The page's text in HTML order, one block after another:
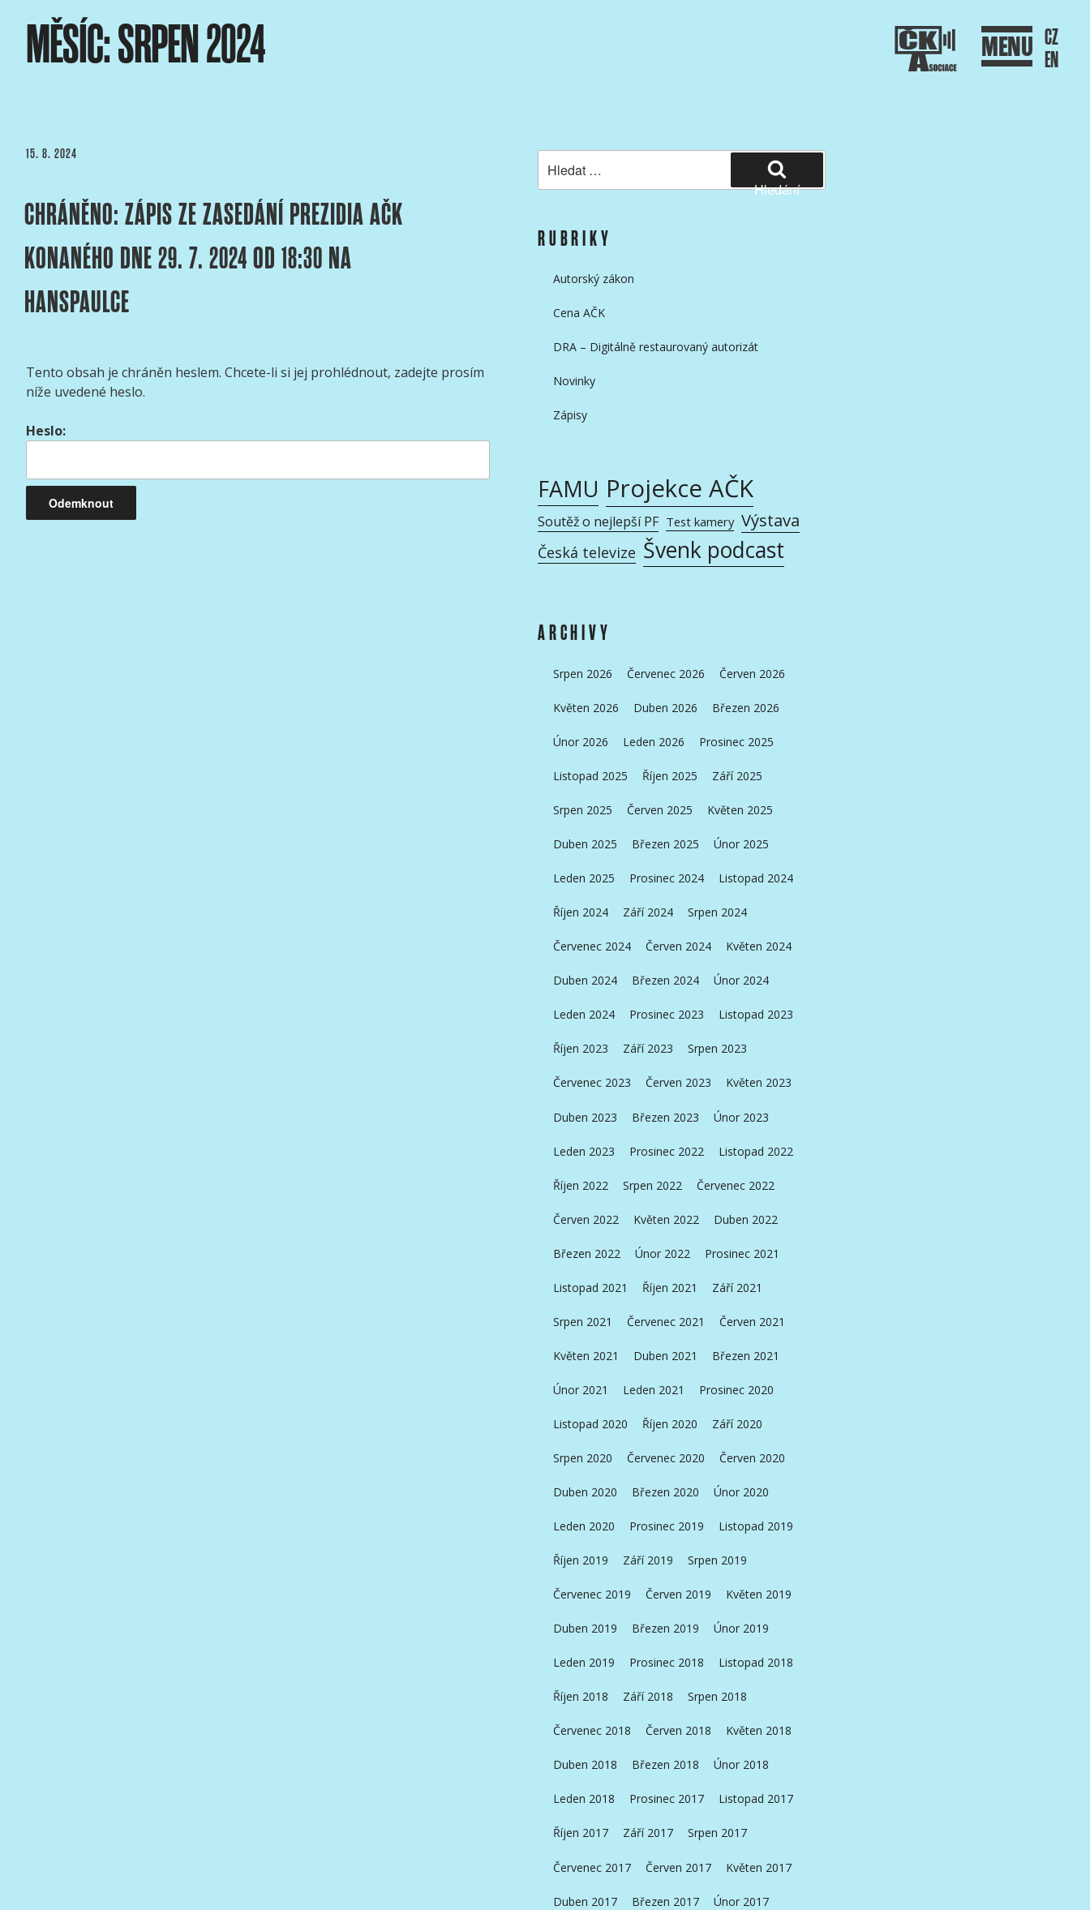
Přejít
obsahu
MENU CZ
EN
MĚSÍC:SRPEN 2024
PUBLIKOVÁNO
15. 8. 2024
CHRÁNĚNO: ZÁPIS ZE ZASEDÁNÍ PREZIDIA AČK
KONANÉHO DNE 29. 7. 2024 OD 18:30 NA
HANSPAULCE
Tento obsah je chráněn heslem. Chcete-li si jej prohlédnout, zadejte prosím
níže uvedené heslo.
Heslo:
Hledání
RUBRIKY
Autorský zákon
Cena AČK
DRA – Digitálně restaurovaný autorizát
Novinky
Zápisy
FAMU Projekce AČK
Soutěž o nejlepší PF Test kamery Výstava
Česká televize Švenk podcast
ARCHIVY
Srpen 2026 Červenec 2026 Červen 2026
Květen 2026 Duben 2026 Březen 2026
Únor 2026 Leden 2026 Prosinec 2025
Listopad 2025 Říjen 2025 Září 2025
Srpen 2025 Červen 2025 Květen 2025
Duben 2025 Březen 2025 Únor 2025
Leden 2025 Prosinec 2024 Listopad 2024
Říjen 2024 Září 2024 Srpen 2024
Červenec 2024 Červen 2024 Květen 2024
Duben 2024 Březen 2024 Únor 2024
Leden 2024 Prosinec 2023 Listopad 2023
Říjen 2023 Září 2023 Srpen 2023
Červenec 2023 Červen 2023 Květen 2023
Duben 2023 Březen 2023 Únor 2023
Leden 2023 Prosinec 2022 Listopad 2022
Říjen 2022 Srpen 2022 Červenec 2022
Červen 2022 Květen 2022 Duben 2022
Březen 2022 Únor 2022 Prosinec 2021
Listopad 2021 Říjen 2021 Září 2021
Srpen 2021 Červenec 2021 Červen 2021
Květen 2021 Duben 2021 Březen 2021
Únor 2021 Leden 2021 Prosinec 2020
Listopad 2020 Říjen 2020 Září 2020
Srpen 2020 Červenec 2020 Červen 2020
Duben 2020 Březen 2020 Únor 2020
Leden 2020 Prosinec 2019 Listopad 2019
Říjen 2019 Září 2019 Srpen 2019
Červenec 2019 Červen 2019 Květen 2019
Duben 2019 Březen 2019 Únor 2019
Leden 2019 Prosinec 2018 Listopad 2018
Říjen 2018 Září 2018 Srpen 2018
Červenec 2018 Červen 2018 Květen 2018
Duben 2018 Březen 2018 Únor 2018
Leden 2018 Prosinec 2017 Listopad 2017
Říjen 2017 Září 2017 Srpen 2017
Červenec 2017 Červen 2017 Květen 2017
Duben 2017 Březen 2017 Únor 2017